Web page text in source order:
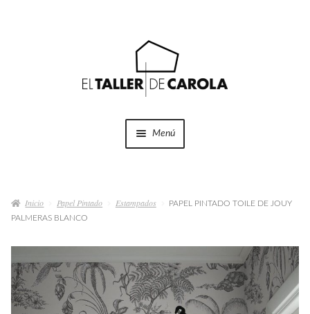
Menú
menú
PROYECTOS
QUÉ HACEMOS
QUIÉNES SOMOS
Inicio Papel Pintado Estampados
PAPEL PINTADO TOILE DE JOUY
PALMERAS BLANCO